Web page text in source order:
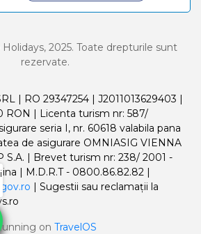
2025. Toate drepturile sunt
rezervate.
| RO 29347254 | J2011013629403 |
RON | Licenta turism nr: 587/
seria I, nr. 60618 valabila pana
de asigurare OMNIASIG VIENNA
S.A. | Brevet turism nr: 238/ 2001 -
| M.D.R.T - 0800.86.82.82 |
| Sugestii sau reclamații la
Running on TravelOS